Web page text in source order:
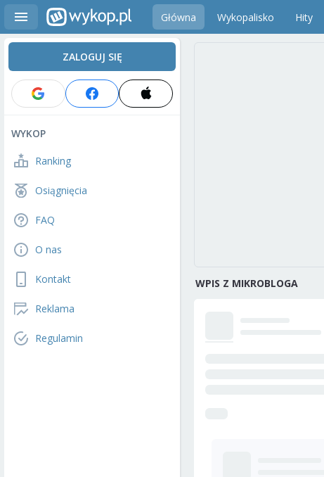
Główna Wykopalisko Hity
ZALOGUJ SIĘ
WYKOP
Ranking
Osiągnięcia
FAQ
O nas
Kontakt
Reklama
Regulamin
WPIS Z MIKROBLOGA